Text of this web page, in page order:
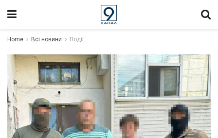
Home Всі новини Події